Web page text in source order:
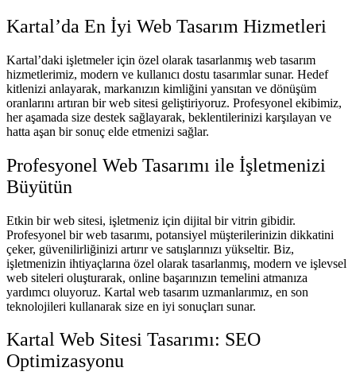
Kartal’da En İyi Web Tasarım Hizmetleri
Kartal’daki işletmeler için özel olarak tasarlanmış web tasarım
hizmetlerimiz, modern ve kullanıcı dostu tasarımlar sunar. Hedef
kitlenizi anlayarak, markanızın kimliğini yansıtan ve dönüşüm
oranlarını artıran bir web sitesi geliştiriyoruz. Profesyonel ekibimiz,
her aşamada size destek sağlayarak, beklentilerinizi karşılayan ve
hatta aşan bir sonuç elde etmenizi sağlar.
Profesyonel Web Tasarımı ile İşletmenizi
Büyütün
Etkin bir web sitesi, işletmeniz için dijital bir vitrin gibidir.
Profesyonel bir web tasarımı, potansiyel müşterilerinizin dikkatini
çeker, güvenilirliğinizi artırır ve satışlarınızı yükseltir. Biz,
işletmenizin ihtiyaçlarına özel olarak tasarlanmış, modern ve işlevsel
web siteleri oluşturarak, online başarınızın temelini atmanıza
yardımcı oluyoruz. Kartal web tasarım uzmanlarımız, en son
teknolojileri kullanarak size en iyi sonuçları sunar.
Kartal Web Sitesi Tasarımı: SEO
Optimizasyonu